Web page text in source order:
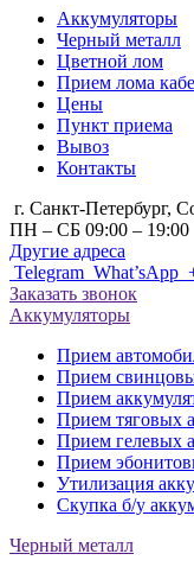
Аккумуляторы
Черный металл
Цветной лом
Прием лома
Цены
Пункт приема
Вывоз
Контакты
г. Санкт-Петербург,
ПН – СБ 09:00 – 19:00
Другие адреса
Telegram What’sApp
Заказать звонок
Аккумуляторы
Прием
Прием
Прием
Прием тяговых
Прием гелевых
Прием
Утилизация
Скупка б/у
Черный металл